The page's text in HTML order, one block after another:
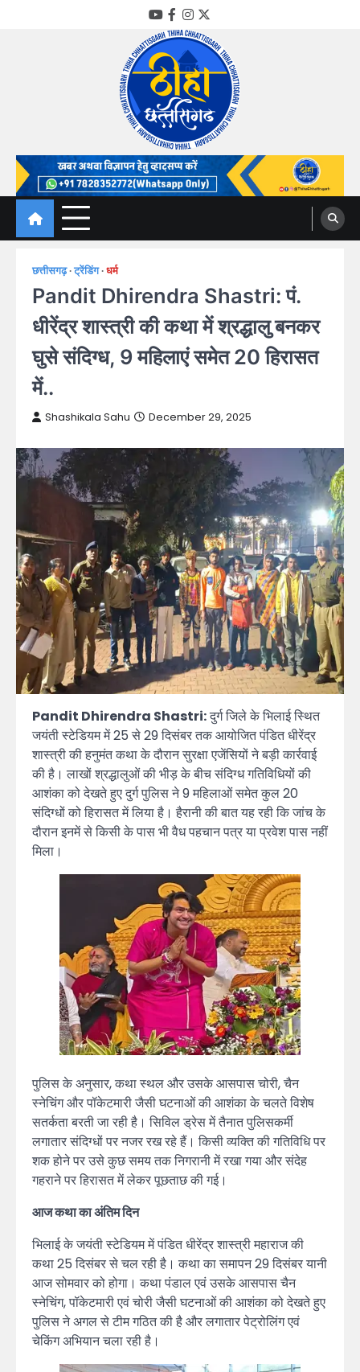
YouTube
Facebook
Instagram
Twitter
Thiha Chhattisgarh
गोठ जन-जन के
छत्तीसगढ़ ट्रेंडिंग धर्म
Pandit Dhirendra Shastri: पं.
धीरेंद्र शास्त्री की कथा में श्रद्धालु बनकर
घुसे संदिग्ध, 9 महिलाएं समेत 20 हिरासत
में..
Shashikala Sahu December 29, 2025
Pandit Dhirendra Shastri:दुर्ग जिले के भिलाई स्थित
जयंती स्टेडियम में 25 से 29 दिसंबर तक आयोजित पंडित धीरेंद्र
शास्त्री की हनुमंत कथा के दौरान सुरक्षा एजेंसियों ने बड़ी कार्रवाई
की है। लाखों श्रद्धालुओं की भीड़ के बीच संदिग्ध गतिविधियों की
आशंका को देखते हुए दुर्ग पुलिस ने 9 महिलाओं समेत कुल 20
संदिग्धों को हिरासत में लिया है। हैरानी की बात यह रही कि जांच के
दौरान इनमें से किसी के पास भी वैध पहचान पत्र या प्रवेश पास नहीं
मिला।
पुलिस के अनुसार, कथा स्थल और उसके आसपास चोरी, चैन
स्नेचिंग और पॉकेटमारी जैसी घटनाओं की आशंका के चलते विशेष
सतर्कता बरती जा रही है। सिविल ड्रेस में तैनात पुलिसकर्मी
लगातार संदिग्धों पर नजर रख रहे हैं। किसी व्यक्ति की गतिविधि पर
शक होने पर उसे कुछ समय तक निगरानी में रखा गया और संदेह
गहराने पर हिरासत में लेकर पूछताछ की गई।
आज कथा का अंतिम दिन
भिलाई के जयंती स्टेडियम में पंडित धीरेंद्र शास्त्री महाराज की
कथा 25 दिसंबर से चल रही है। कथा का समापन 29 दिसंबर यानी
आज सोमवार को होगा। कथा पंडाल एवं उसके आसपास चैन
स्नेचिंग, पॉकेटमारी एवं चोरी जैसी घटनाओं की आशंका को देखते हुए
पुलिस ने अगल से टीम गठित की है और लगातार पेट्रोलिंग एवं
चेकिंग अभियान चला रही है।